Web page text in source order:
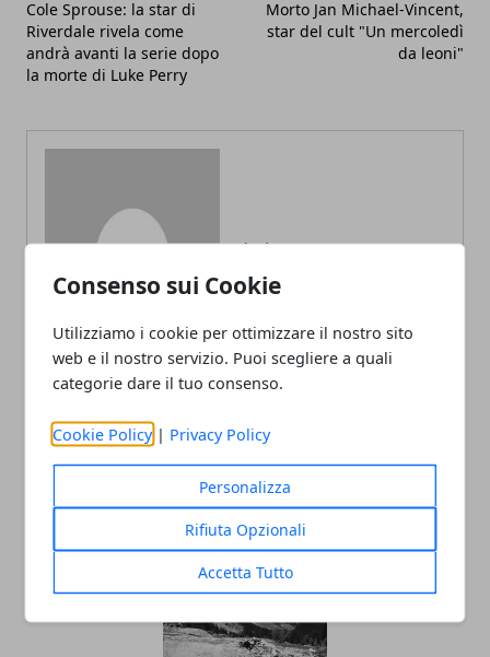
Consenso sui Cookie
Utilizziamo i cookie per ottimizzare il nostro sito
web e il nostro servizio. Puoi scegliere a quali
categorie dare il tuo consenso.
Cookie Policy | Privacy Policy
Personalizza
Rifiuta Opzionali
Accetta Tutto
Cole Sprouse: la star di
Riverdale rivela come
andrà avanti la serie dopo
la morte di Luke Perry
Morto Jan Michael-Vincent,
star del cult "Un mercoledì
da leoni"
Redazione